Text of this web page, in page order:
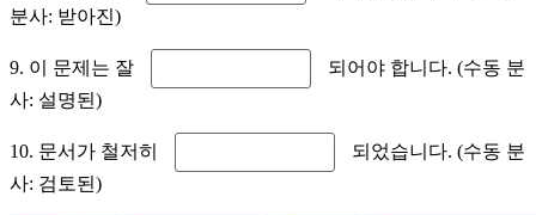
분사: 받아진)
9. 이 문제는 잘
되어야 합니다. (수동 분
사: 설명된)
10. 문서가 철저히
되었습니다. (수동 분
사: 검토된)